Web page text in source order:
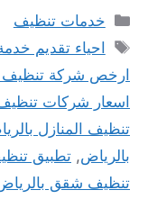
التصنيفات
خدمات تنظيف
الوسوم
احياء تقديم
ارخص شركة تنظيف
اسعار شركات تنظيف
تنظيف المنازل
بالرياض, تطبيق
تنظيف شقق